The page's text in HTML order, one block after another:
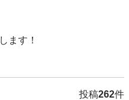
ます！
投稿262件